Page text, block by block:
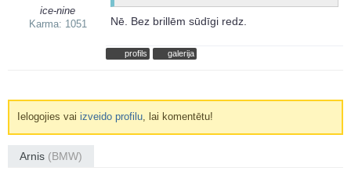
ice-nine
Karma: 1051
Nē. Bez brillēm sūdīgi redz.
profils galerija
Ielogojies vaiizveido profilu, lai komentētu!
Arnis (BMW)